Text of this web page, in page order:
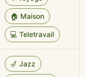
🏠 Maison
💻 Teletravail
🎷 Jazz